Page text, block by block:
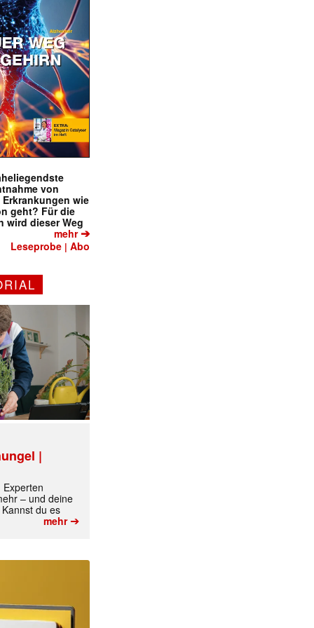
von
wie
geht? Für die
wird dieser Weg
mehr➔
Leseprobe |Abo
|
Experten
– und deine
du es
mehr➔